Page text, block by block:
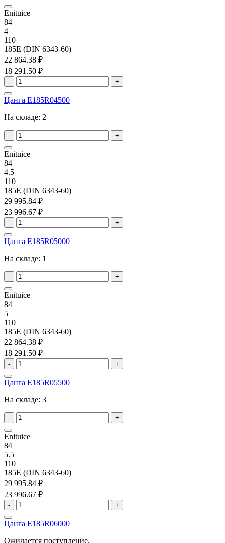
Enituice
84
4
110
185E (DIN 6343-60)
22 864.38 ₽
18 291.50 ₽
- +
Цанга E185R04500
На складе: 2
- +
Enituice
84
4.5
110
185E (DIN 6343-60)
29 995.84 ₽
23 996.67 ₽
- +
Цанга E185R05000
На складе: 1
- +
Enituice
84
5
110
185E (DIN 6343-60)
22 864.38 ₽
18 291.50 ₽
- +
Цанга E185R05500
На складе: 3
- +
Enituice
84
5.5
110
185E (DIN 6343-60)
29 995.84 ₽
23 996.67 ₽
- +
Цанга E185R06000
Ожидается поступление.